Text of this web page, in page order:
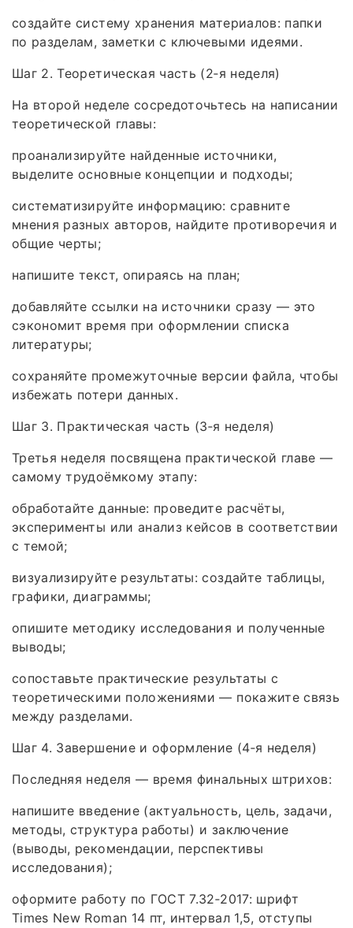
создайте систему хранения материалов: папки
по разделам, заметки с ключевыми идеями.
Шаг 2. Теоретическая часть (2‑я неделя)
На второй неделе сосредоточьтесь на написании
теоретической главы:
проанализируйте найденные источники,
выделите основные концепции и подходы;
систематизируйте информацию: сравните
мнения разных авторов, найдите противоречия и
общие черты;
напишите текст, опираясь на план;
добавляйте ссылки на источники сразу — это
сэкономит время при оформлении списка
литературы;
сохраняйте промежуточные версии файла, чтобы
избежать потери данных.
Шаг 3. Практическая часть (3‑я неделя)
Третья неделя посвящена практической главе —
самому трудоёмкому этапу:
обработайте данные: проведите расчёты,
эксперименты или анализ кейсов в соответствии
с темой;
визуализируйте результаты: создайте таблицы,
графики, диаграммы;
опишите методику исследования и полученные
выводы;
сопоставьте практические результаты с
теоретическими положениями — покажите связь
между разделами.
Шаг 4. Завершение и оформление (4‑я неделя)
Последняя неделя — время финальных штрихов:
напишите введение (актуальность, цель, задачи,
методы, структура работы) и заключение
(выводы, рекомендации, перспективы
исследования);
оформите работу по ГОСТ 7.32‑2017: шрифт
Times New Roman 14 пт, интервал 1,5, отступы